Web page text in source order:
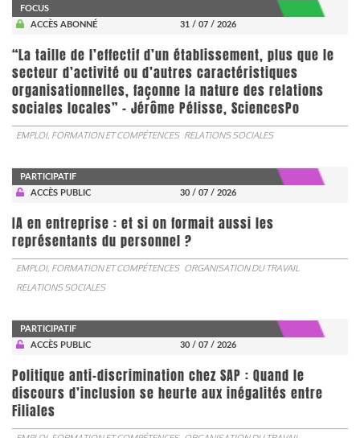
FOCUS
ACCÈS ABONNÉ
31 / 07 / 2026
“La taille de l’effectif d’un établissement, plus que le
secteur d’activité ou d’autres caractéristiques
organisationnelles, façonne la nature des relations
sociales locales” - Jérôme Pélisse, SciencesPo
EMPLOI, FORMATION ET COMPÉTENCES RELATIONS SOCIALES
PARTICIPATIF
ACCÈS PUBLIC
30 / 07 / 2026
IA en entreprise : et si on formait aussi les
représentants du personnel ?
EMPLOI, FORMATION ET COMPÉTENCES ORGANISATION DU TRAVAIL
RELATIONS SOCIALES
PARTICIPATIF
ACCÈS PUBLIC
30 / 07 / 2026
Politique anti-discrimination chez SAP : Quand le
discours d’inclusion se heurte aux inégalités entre
Filiales